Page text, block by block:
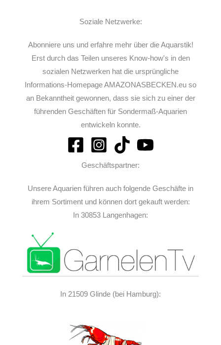
Soziale Netzwerke:
Abonniere uns und erfahre mehr über die Aquarstik!
Erst durch das Teilen unseres Know-how's in den
sozialen Netzwerken hat die ursprüngliche
Informations-Homepage AMAZONASBECKEN.eu so
an Bekanntheit gewonnen, dass sie sich zu einer der
führenden Geschäften für Sondermaß-Aquarien
entwickeln konnte.
Geschäftspartner:
Unsere Aquarien führen auch folgende Geschäfte in
ihrem Sortiment und können dort gekauft werden:
In 30853 Langenhagen:
In 21509 Glinde (bei Hamburg):